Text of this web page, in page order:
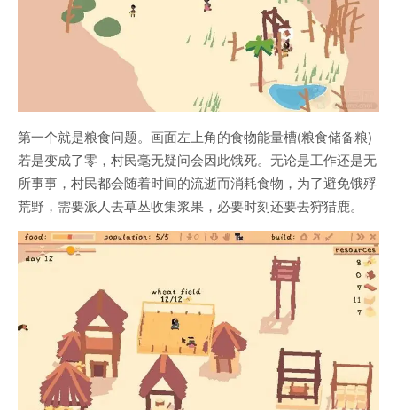
第一个就是粮食问题。画面左上角的食物能量槽(粮食储备粮)
若是变成了零，村民毫无疑问会因此饿死。无论是工作还是无
所事事，村民都会随着时间的流逝而消耗食物，为了避免饿殍
荒野，需要派人去草丛收集浆果，必要时刻还要去狩猎鹿。